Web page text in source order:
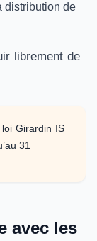
distribution de
librement de
Girardin IS
31
avec les